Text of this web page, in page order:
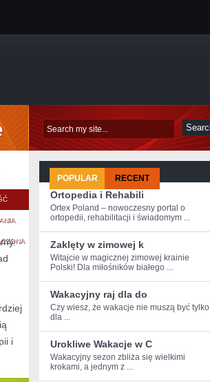
MARTWA
NATURA
PRZEDMIOTY
i
POPULAR RECENT
Ortopedia i Rehabili
Ortex Poland – nowoczesny portal o
ortopedii, rehabilitacji i świadomym ...
Zaklęty w zimowej k
Witajcie w magicznej zimowej krainie
Polski! Dla miłośników białego ...
Wakacyjny raj dla do
Czy wiesz, ⁤że wakacje nie muszą być ​tylko
dla ...
Urokliwe Wakacje w C
Wakacyjny sezon zbliża ‌się ⁣wielkimi
‍krokami, a jednym z ...